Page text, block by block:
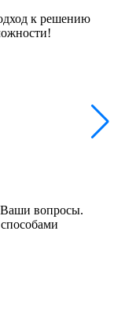
к решению
вопросы.